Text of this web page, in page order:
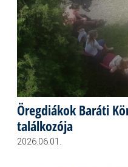
Öregdiákok Baráti
találkozója
2026.06.01.